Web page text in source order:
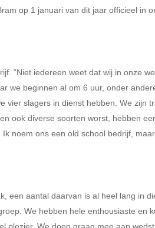
op 1 januari van dit jaar officieel in
“Niet iedereen weet dat wij in onze
we beginnen al om 6 uur, onder
vier slagers in dienst hebben. We zijn
ook diverse soorten worst, hebben
noem ons een old school bedrijf,
een aantal daarvan is al heel lang in
We hebben hele enthousiaste en